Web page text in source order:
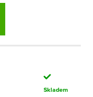
Skladem